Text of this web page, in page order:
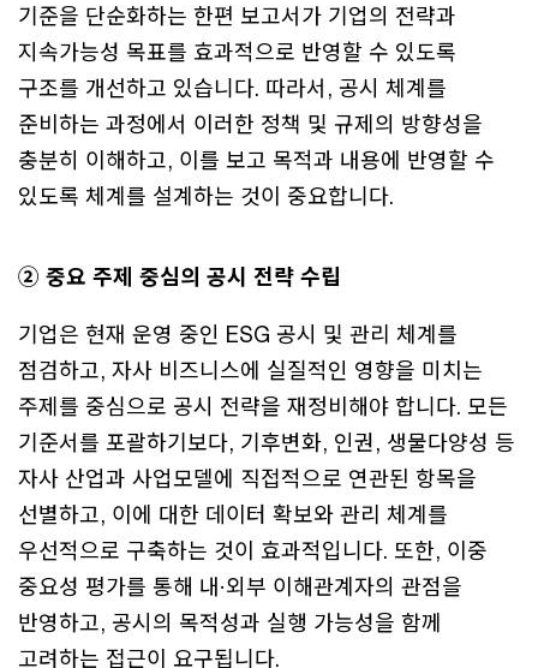
기준을 단순화하는 한편 보고서가 기업의 전략과
지속가능성 목표를 효과적으로 반영할 수 있도록
구조를 개선하고 있습니다. 따라서, 공시 체계를
준비하는 과정에서 이러한 정책 및 규제의 방향성을
충분히 이해하고, 이를 보고 목적과 내용에 반영할 수
있도록 체계를 설계하는 것이 중요합니다.
② 중요 주제 중심의 공시 전략 수립
기업은 현재 운영 중인 ESG 공시 및 관리 체계를
점검하고, 자사 비즈니스에 실질적인 영향을 미치는
주제를 중심으로 공시 전략을 재정비해야 합니다. 모든
기준서를 포괄하기보다, 기후변화, 인권, 생물다양성 등
자사 산업과 사업모델에 직접적으로 연관된 항목을
선별하고, 이에 대한 데이터 확보와 관리 체계를
우선적으로 구축하는 것이 효과적입니다. 또한, 이중
중요성 평가를 통해 내·외부 이해관계자의 관점을
반영하고, 공시의 목적성과 실행 가능성을 함께
고려하는 접근이 요구됩니다.